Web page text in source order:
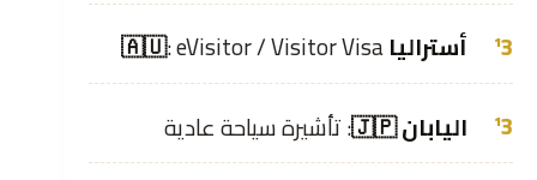
أستراليا 🇦🇺: eVisitor / Visitor Visa
اليابان 🇯🇵
: تأشيرة سياحة عادية